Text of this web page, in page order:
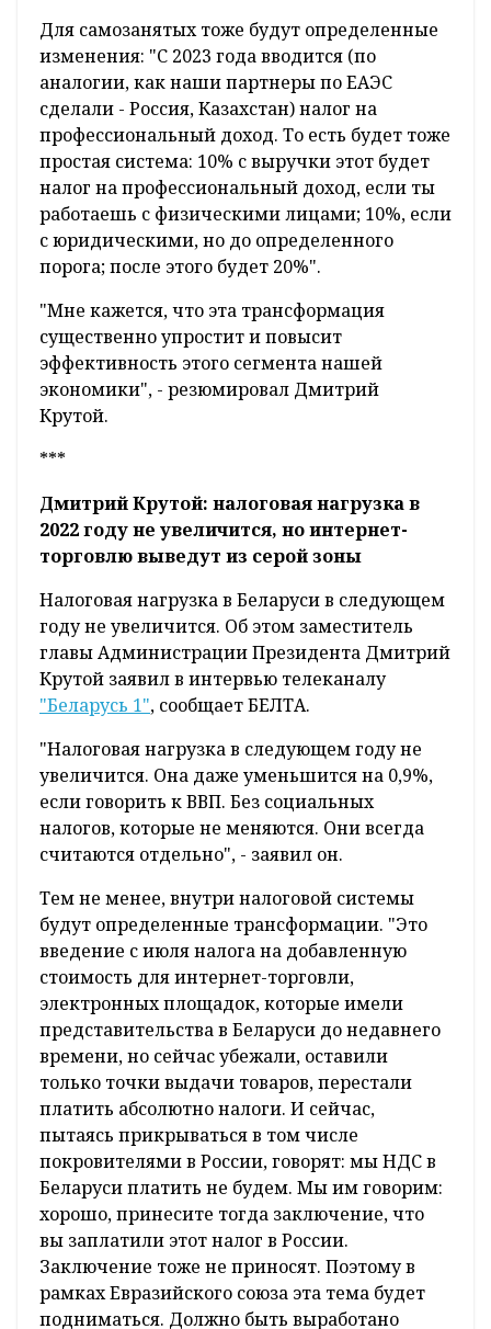
Для самозанятых тоже будут определенные
изменения: "С 2023 года вводится (по
аналогии, как наши партнеры по ЕАЭС
сделали - Россия, Казахстан) налог на
профессиональный доход. То есть будет тоже
простая система: 10% с выручки этот будет
налог на профессиональный доход, если ты
работаешь с физическими лицами; 10%, если
с юридическими, но до определенного
порога; после этого будет 20%".
"Мне кажется, что эта трансформация
существенно упростит и повысит
эффективность этого сегмента нашей
экономики", - резюмировал Дмитрий
Крутой.
***
Дмитрий Крутой: налоговая нагрузка в
2022 году не увеличится, но интернет-
торговлю выведут из серой зоны
Налоговая нагрузка в Беларуси в следующем
году не увеличится. Об этом заместитель
главы Администрации Президента Дмитрий
Крутой заявил в интервью телеканалу
"Беларусь 1", сообщает БЕЛТА.
"Налоговая нагрузка в следующем году не
увеличится. Она даже уменьшится на 0,9%,
если говорить к ВВП. Без социальных
налогов, которые не меняются. Они всегда
считаются отдельно", - заявил он.
Тем не менее, внутри налоговой системы
будут определенные трансформации. "Это
введение с июля налога на добавленную
стоимость для интернет-торговли,
электронных площадок, которые имели
представительства в Беларуси до недавнего
времени, но сейчас убежали, оставили
только точки выдачи товаров, перестали
платить абсолютно налоги. И сейчас,
пытаясь прикрываться в том числе
покровителями в России, говорят: мы НДС в
Беларуси платить не будем. Мы им говорим:
хорошо, принесите тогда заключение, что
вы заплатили этот налог в России.
Заключение тоже не приносят. Поэтому в
рамках Евразийского союза эта тема будет
подниматься. Должно быть выработано